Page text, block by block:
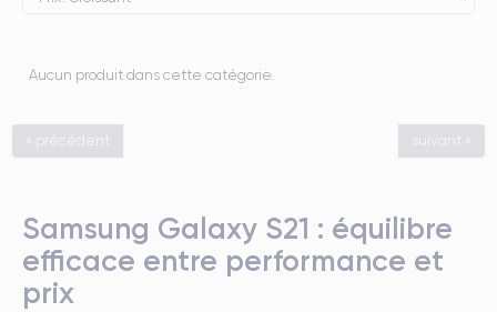
Aucun produit dans cette catégorie.
« précédent suivant »
Samsung Galaxy S21 : équilibre
efficace entre performance et
prix